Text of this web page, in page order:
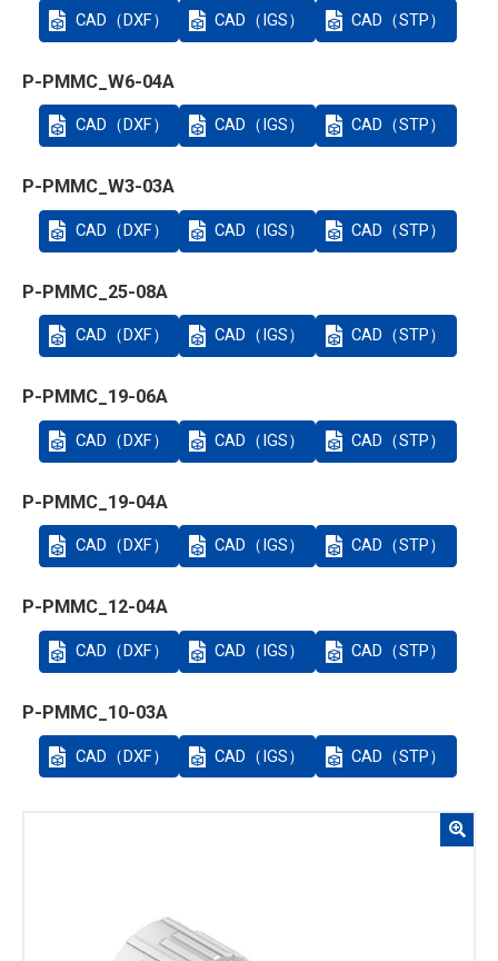
CAD（DXF） CAD（IGS） CAD（STP）
P-PMMC_W6-04A
CAD（DXF） CAD（IGS） CAD（STP）
P-PMMC_W3-03A
CAD（DXF） CAD（IGS） CAD（STP）
P-PMMC_25-08A
CAD（DXF） CAD（IGS） CAD（STP）
P-PMMC_19-06A
CAD（DXF） CAD（IGS） CAD（STP）
P-PMMC_19-04A
CAD（DXF） CAD（IGS） CAD（STP）
P-PMMC_12-04A
CAD（DXF） CAD（IGS） CAD（STP）
P-PMMC_10-03A
CAD（DXF） CAD（IGS） CAD（STP）